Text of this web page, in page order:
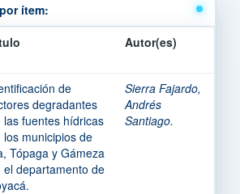
ítem:
Autor(es)
de
degradantes
las fuentes hídricas
los municipios de
Tópaga y Gámeza
el departamento de
Sierra Fajardo,
Andrés
Santiago.